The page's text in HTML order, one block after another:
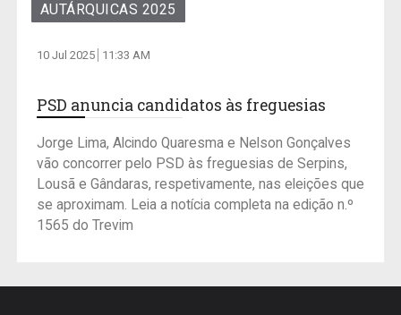
AUTÁRQUICAS 2025
10 Jul 2025 11:33 AM
PSD anuncia candidatos às freguesias
Jorge Lima, Alcindo Quaresma e Nelson Gonçalves
vão concorrer pelo PSD às freguesias de Serpins,
Lousã e Gândaras, respetivamente, nas eleições que
se aproximam. Leia a notícia completa na edição n.º
1565 do Trevim